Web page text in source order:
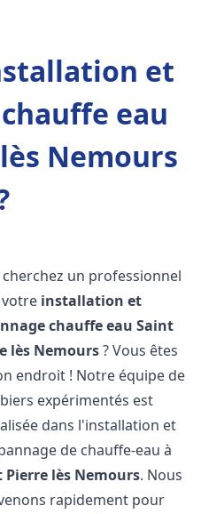
et
eau
Nemours
cherchez un professionnel
installation et
chauffe eau Saint
lès Nemours? Vous êtes
endroit ! Notre équipe de
expérimentés est
dans l'installation et
de chauffe-eau à
Pierre lès Nemours. Nous
rapidement pour